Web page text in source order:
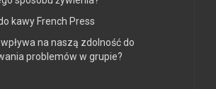
kawy French Press
na naszą zdolność do
problemów w grupie?